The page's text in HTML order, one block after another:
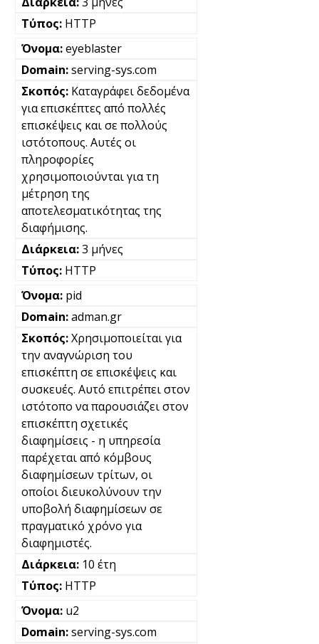
HTTP
eyeblaster
serving-sys.com
Καταγράφει δεδομένα
για επισκέπτες από πολλές
επισκέψεις και σε πολλούς
ιστότοπους. Αυτές οι
πληροφορίες
χρησιμοποιούνται για τη
μέτρηση της
αποτελεσματικότητας της
διαφήμισης.
3 μήνες
HTTP
pid
adman.gr
Χρησιμοποιείται για
την αναγνώριση του
επισκέπτη σε επισκέψεις και
συσκευές. Αυτό επιτρέπει στον
ιστότοπο να παρουσιάζει στον
επισκέπτη σχετικές
διαφημίσεις - η υπηρεσία
παρέχεται από κόμβους
διαφημίσεων τρίτων, οι
οποίοι διευκολύνουν την
υποβολή διαφημίσεων σε
πραγματικό χρόνο για
διαφημιστές.
10 έτη
HTTP
u2
serving-sys.com